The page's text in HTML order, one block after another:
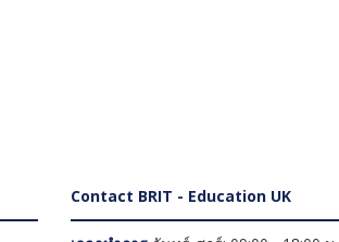
Contact BRIT - Education UK